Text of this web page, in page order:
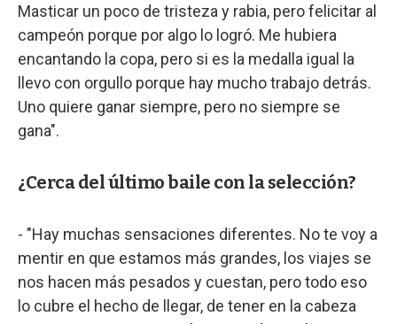
Masticar un poco de tristeza y rabia, pero felicitar al
campeón porque por algo lo logró. Me hubiera
encantando la copa, pero si es la medalla igual la
llevo con orgullo porque hay mucho trabajo detrás.
Uno quiere ganar siempre, pero no siempre se
gana".
¿Cerca del último baile con la selección?
- "Hay muchas sensaciones diferentes. No te voy a
mentir en que estamos más grandes, los viajes se
nos hacen más pesados y cuestan, pero todo eso
lo cubre el hecho de llegar, de tener en la cabeza